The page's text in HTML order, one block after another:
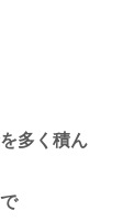
多く積ん